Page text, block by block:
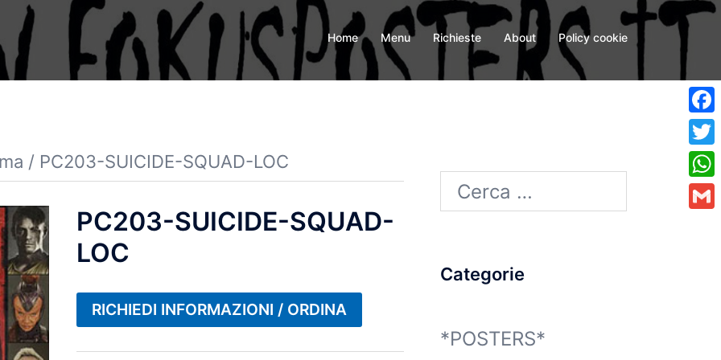
Home Menu Richieste About Policy cookie
/ PC203-SUICIDE-SQUAD-LOC
PC203-SUICIDE-SQUAD-
LOC
RICHIEDI INFORMAZIONI / ORDINA
Ricerca
per:
Categorie
*POSTERS*